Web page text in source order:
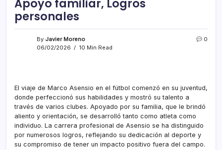
Apoyo familiar, Logros
personales
By Javier Moreno
06/02/2026
10 Min Read
0
El viaje de Marco Asensio en el fútbol comenzó en su juventud,
donde perfeccionó sus habilidades y mostró su talento a
través de varios clubes. Apoyado por su familia, que le brindó
aliento y orientación, se desarrolló tanto como atleta como
individuo. La carrera profesional de Asensio se ha distinguido
por numerosos logros, reflejando su dedicación al deporte y
su compromiso de tener un impacto positivo fuera del campo.